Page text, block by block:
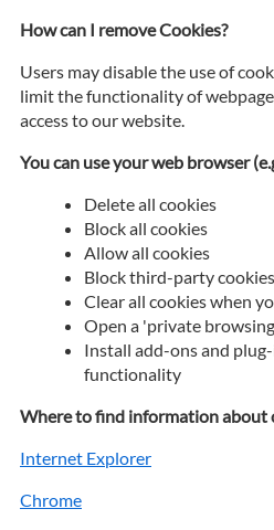
How can I remove Cookies?
Users may disable the use of
limit the functionality of
access to our website.
You can use your web browser
Delete all cookies
Block all cookies
Allow all cookies
Block third-party cookies
Clear all cookies when
Open a 'private
Install add-ons and
functionality
Where to find information about
Internet Explorer
Chrome